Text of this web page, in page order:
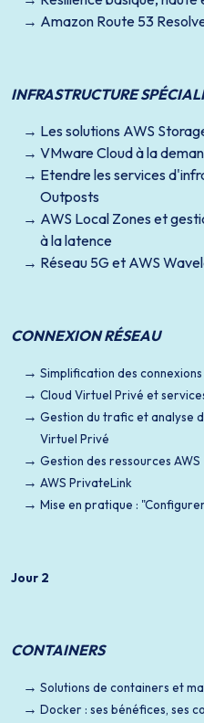
Amazon Route 53
INFRASTRUCTURE
Les solutions AWS
VMware Cloud à la
Etendre les services
Outposts
AWS Local Zones et
à la latence
Réseau 5G et AWS
CONNEXION RÉSEAU
Simplification des
Cloud Virtuel Privé et
Gestion du trafic et analyse
Virtuel Privé
Gestion des ressources AWS
AWS PrivateLink
Mise en pratique :
Jour 2
CONTAINERS
Solutions de containers et
Docker : ses bénéfices, ses